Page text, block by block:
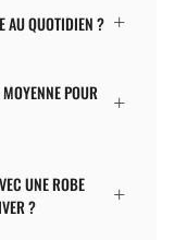
AU QUOTIDIEN ?
POUR
UNE ROBE
?